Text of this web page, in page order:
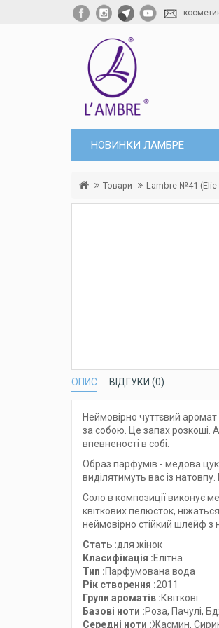
НОВИНКИ ЛАМБРЕ
Товари Lambre №41
ОПИС ВІДГУКИ (0)
Неймовірно чуттєвий аромат
за собою. Це запах розкоші.
впевненості в собі.
Образ парфумів - медова
виділятимуть вас із
Соло в композиції виконує
квіткових пелюсток,
неймовірно стійкий шлейф з
Стать :для жінок
Класифікація :Елітна
Тип :Парфумована вода
Рік створення :2011
Групи ароматів :Квіткові
Базові ноти :Роза, Пачулі,
Середні ноти :Жасмин,